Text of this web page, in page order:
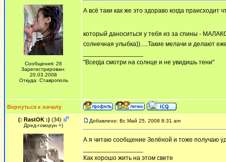
Сообщения: 26
Зарегистрирован:
20.03.2008
Откуда: Ставрополь
А всё таки как же это здораво когда
который даноситься у тебя из за спины -
солнечная улыбка)).....Такие мелачи и делают
"Всегда смотри на солнце и не увидишь тени"
Вернуться к началу
(: RastOK :) (34)
Дред-говорун =)
Добавлено: Вс Май 25, 2008 8:31 am
А я читаю сообщение Зелёной и тоже получаю
Как хорошо жить на этом свете